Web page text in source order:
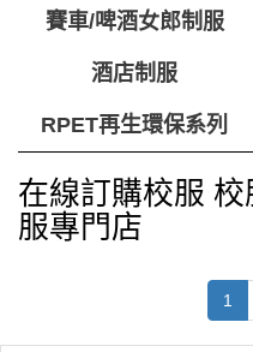
賽車/啤酒女郎制服
酒店制服
RPET再生環保系列
在線訂購校服
服專門店
1